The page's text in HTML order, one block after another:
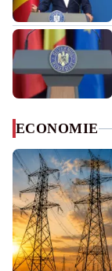
ECONOMIE